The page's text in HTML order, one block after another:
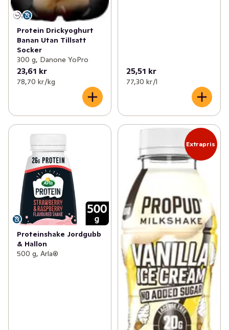
Protein Drickyoghurt
Banan Utan Tillsatt
Socker
300 g, Danone YoPro
23,61 kr
78,70 kr /kg
25,51 kr
77,30 kr /l
Proteinshake Jordgubb
& Hallon
500 g, Arla®
Extrapris